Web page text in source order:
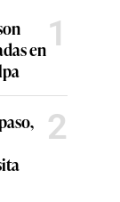
en1
2